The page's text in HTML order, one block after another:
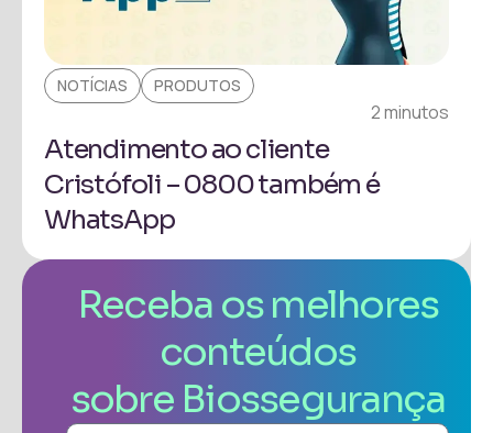
NOTÍCIAS PRODUTOS
2 minutos
Atendimento ao cliente
Cristófoli – 0800 também é
WhatsApp
Receba os melhores
conteúdos
sobre Biossegurança